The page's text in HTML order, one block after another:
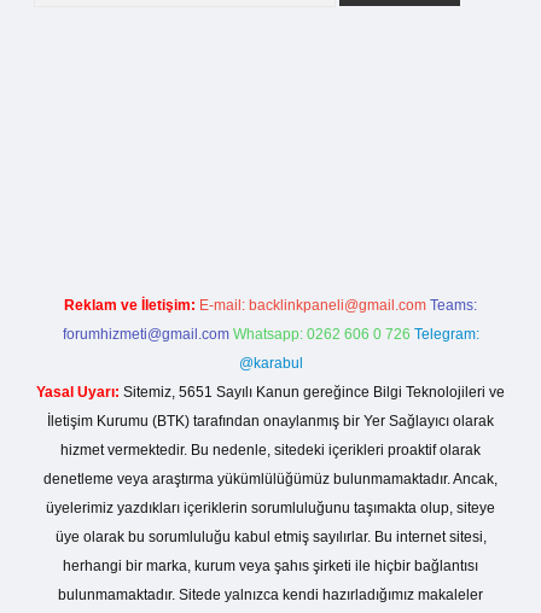
Reklam ve İletişim: E-mail: backlinkpaneli@gmail.com Teams:
forumhizmeti@gmail.com Whatsapp: 0262 606 0 726 Telegram:
@karabul
Yasal Uyarı: Sitemiz, 5651 Sayılı Kanun gereğince Bilgi Teknolojileri ve
İletişim Kurumu (BTK) tarafından onaylanmış bir Yer Sağlayıcı olarak
hizmet vermektedir. Bu nedenle, sitedeki içerikleri proaktif olarak
denetleme veya araştırma yükümlülüğümüz bulunmamaktadır. Ancak,
üyelerimiz yazdıkları içeriklerin sorumluluğunu taşımakta olup, siteye
üye olarak bu sorumluluğu kabul etmiş sayılırlar. Bu internet sitesi,
herhangi bir marka, kurum veya şahıs şirketi ile hiçbir bağlantısı
bulunmamaktadır. Sitede yalnızca kendi hazırladığımız makaleler